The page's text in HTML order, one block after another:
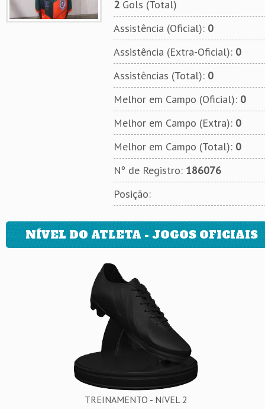
2Gols (Total)
Assistência (Oficial): 0
Assistência (Extra-Oficial): 0
Assistências (Total): 0
Melhor em Campo (Oficial): 0
Melhor em Campo (Extra): 0
Melhor em Campo (Total): 0
Nº de Registro: 186076
Posição:
NÍVEL DO ATLETA - JOGOS OFICIAIS
TREINAMENTO - NíVEL 2